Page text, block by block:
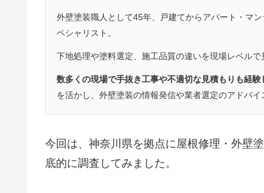
外壁塗装職人として45年、戸建てからアパート・マ
ペシャリスト。
下地処理や塗料選定、施工品質の違いを現場レベルで
数多くの現場で手抜き工事や不適切な見積もりも経
を活かし、外壁塗装の情報発信や業者選定のアドバイ
今回は、神奈川県を拠点に屋根修理・外壁
底的に調査してみました。